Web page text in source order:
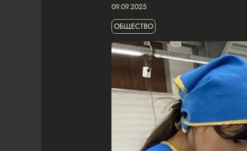
09.09.2025
ОБЩЕСТВО